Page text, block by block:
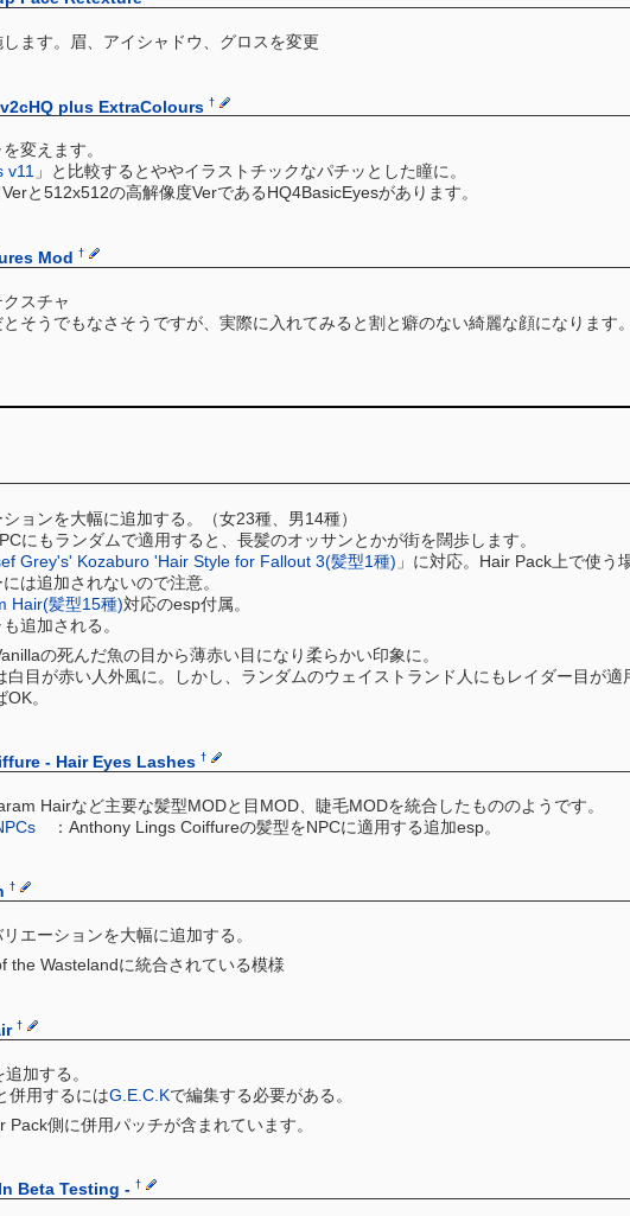
ます。眉、アイシャドウ、グロスを変更
plus ExtraColours †
変えます。
v11」と比較するとややイラストチックなパチッとした瞳に。
と512x512の高解像度VerであるHQ4BasicEyesがあります。
Mod †
スチャ
そうでもなさそうですが、実際に入れてみると割と癖のない綺麗な顔になります
ョンを大幅に追加する。（女23種、男14種）
にもランダムで適用すると、長髪のオッサンとかが街を闊歩します。
Grey's' Kozaburo 'Hair Style for Fallout 3(髪型1種) 」に対応。Hair Pack上で使
は追加されないので注意。
Hair(髪型15種)対応のesp付属。
追加される。
の死んだ魚の目から薄赤い目になり柔らかい印象に。
白目が赤い人外風に。しかし、ランダムのウェイストランド人にもレイダー目が
。
- Hair Eyes Lashes †
Hairなど主要な髪型MODと目MOD、睫毛MODを統合したもののようです。
：Anthony Lings Coiffureの髪型をNPCに適用する追加esp。
†
エーションを大幅に追加する。
the Wastelandに統合されている模様
†
加する。
併用するにはG.E.C.Kで編集する必要がある。
Pack側に併用パッチが含まれています。
Beta Testing - †